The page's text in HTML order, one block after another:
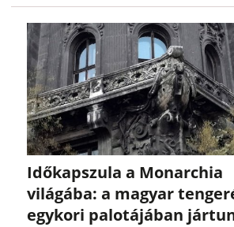
Időkapszula a Monarchia
világába: a magyar
egykori palotájában